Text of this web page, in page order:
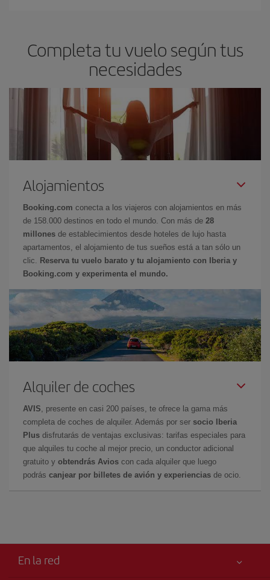
Completa tu vuelo según tus
necesidades
Alojamientos
Booking.com conecta a los viajeros con alojamientos en más
de 158.000 destinos en todo el mundo. Con más de 28
millones de establecimientos desde hoteles de lujo hasta
apartamentos, el alojamiento de tus sueños está a tan sólo un
clic.
Reserva tu vuelo barato y tu alojamiento con Iberia y
Booking.com y experimenta el mundo.
Alquiler de coches
AVIS , presente en casi 200 países, te ofrece la gama más
completa de coches de alquiler. Además por ser socio Iberia
Plus disfrutarás de ventajas exclusivas: tarifas especiales para
que alquiles tu coche al mejor precio, un conductor adicional
gratuito y obtendrás Avios con cada alquiler que luego
podrás canjear por billetes de avión y experiencias de ocio.
En la red